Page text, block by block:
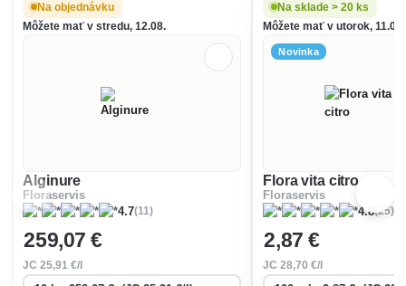
Na objednávku
Môžete mať v stredu, 12.08.
Alginure
Floraservis
4.7(11)
259,07 €
JC25,91 €/l
Na sklade > 20 ks
Môžete mať v utorok, 11.08.
Novinka
Flora vita citro
Floraservis
4.8(25)
2,87 €
JC28,70 €/l